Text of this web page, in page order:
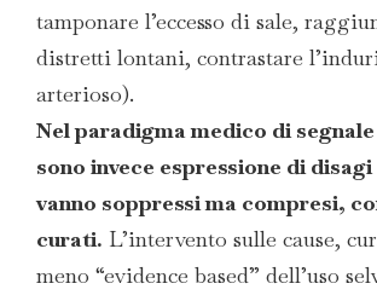
tamponare l’eccesso di sale,
distretti lontani, contrastare
arterioso).
Nel paradigma medico di
sono invece espressione di disagi
vanno soppressi ma compresi,
curati. L’intervento sulle cause,
meno “evidence based” dell’uso